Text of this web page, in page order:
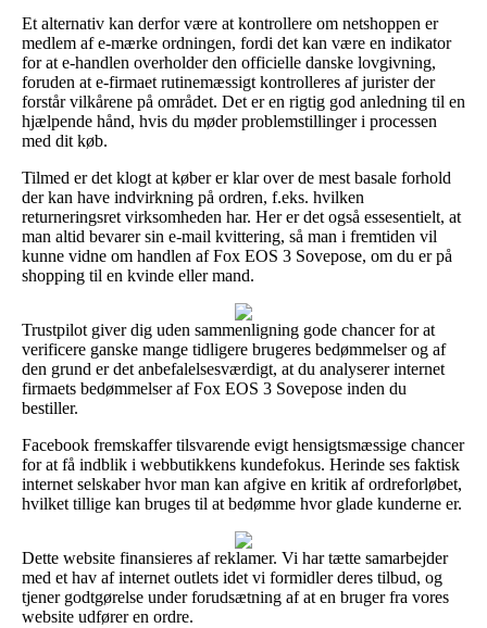
Et alternativ kan derfor være at kontrollere om netshoppen er
medlem af e-mærke ordningen, fordi det kan være en indikator
for at e-handlen overholder den officielle danske lovgivning,
foruden at e-firmaet rutinemæssigt kontrolleres af jurister der
forstår vilkårene på området. Det er en rigtig god anledning til en
hjælpende hånd, hvis du møder problemstillinger i processen
med dit køb.
Tilmed er det klogt at køber er klar over de mest basale forhold
der kan have indvirkning på ordren, f.eks. hvilken
returneringsret virksomheden har. Her er det også essesentielt, at
man altid bevarer sin e-mail kvittering, så man i fremtiden vil
kunne vidne om handlen af Fox EOS 3 Sovepose, om du er på
shopping til en kvinde eller mand.
Trustpilot giver dig uden sammenligning gode chancer for at
verificere ganske mange tidligere brugeres bedømmelser og af
den grund er det anbefalelsesværdigt, at du analyserer internet
firmaets bedømmelser af Fox EOS 3 Sovepose inden du
bestiller.
Facebook fremskaffer tilsvarende evigt hensigtsmæssige chancer
for at få indblik i webbutikkens kundefokus. Herinde ses faktisk
internet selskaber hvor man kan afgive en kritik af ordreforløbet,
hvilket tillige kan bruges til at bedømme hvor glade kunderne er.
Dette website finansieres af reklamer. Vi har tætte samarbejder
med et hav af internet outlets idet vi formidler deres tilbud, og
tjener godtgørelse under forudsætning af at en bruger fra vores
website udfører en ordre.